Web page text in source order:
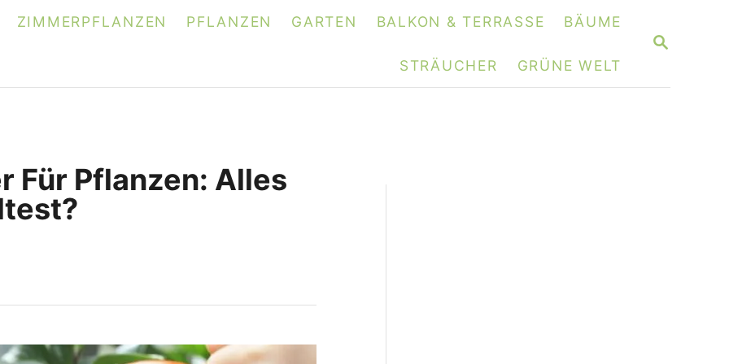
S
R
ZIMMERPFLANZEN PFLANZEN GARTEN BALKON & TERRASSE BÄUME
STRÄUCHER GRÜNE WELT
Für Pflanzen: Alles